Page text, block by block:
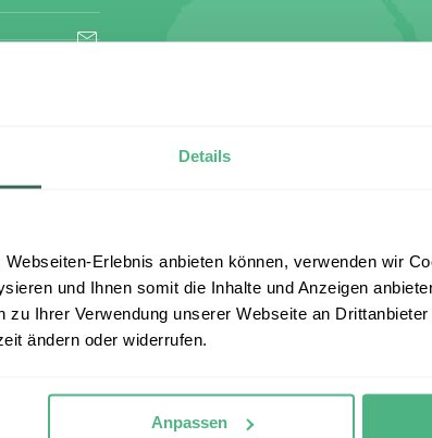
Details
Erlebnis anbieten können, verwenden wir
und Ihnen somit die Inhalte und Anzeigen
zu Ihrer Verwendung unserer Webseite an
ändern oder widerrufen.
Anpassen